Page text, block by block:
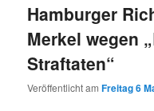
Hamburger
Merkel wegen
Straftaten“
Veröffentlicht amFreitag 6